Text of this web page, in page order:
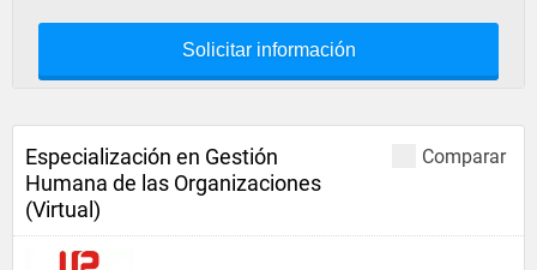
Solicitar información
Comparar
Especialización en Gestión
Humana de las Organizaciones
(Virtual)